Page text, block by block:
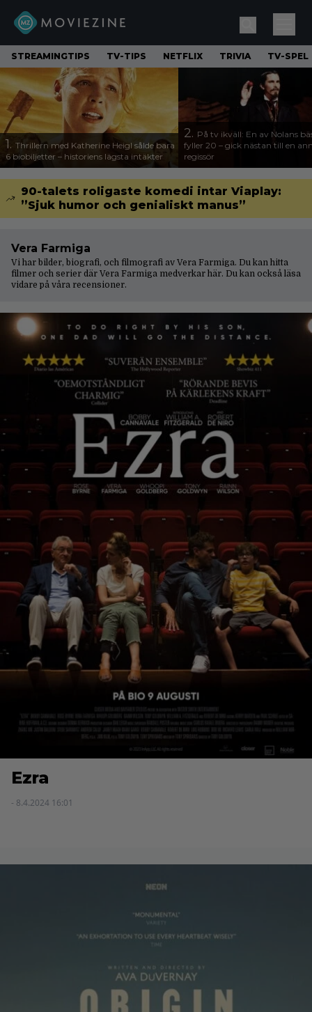
STREAMINGTIPS TV-TIPS NETFLIX TRIVIA TV-SPEL
1. Thrillern med Katherine Heigl sålde bara
6 biobiljetter – historiens lägsta intäkter
2. På tv ikväll: En av Nolans
fyller 20 – gick nästan till en
regissör
90-talets roligaste komedi intar Viaplay:
”Sjuk humor och genialiskt manus”
Vera Farmiga
Vi har bilder, biografi, och filmografi av Vera Farmiga. Du kan hitta
filmer och serier där Vera Farmiga medverkar här. Du kan också läsa
vidare på våra recensioner.
Ezra
- 8.4.2024 16:01